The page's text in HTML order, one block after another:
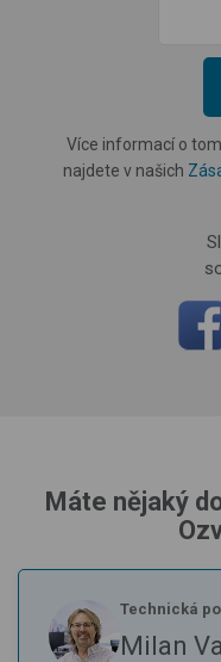
Více informací o
najdete v našich
Máte nějaký
Technická
Milan